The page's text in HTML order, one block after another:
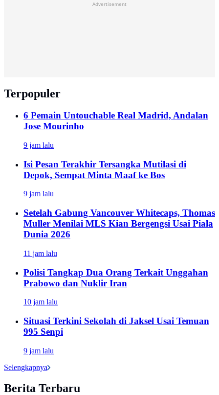
Advertisement
Terpopuler
6 Pemain Untouchable Real Madrid, Andalan
Jose Mourinho
9 jam lalu
Isi Pesan Terakhir Tersangka Mutilasi di
Depok, Sempat Minta Maaf ke Bos
9 jam lalu
Setelah Gabung Vancouver Whitecaps, Thomas
Muller Menilai MLS Kian Bergengsi Usai Piala
Dunia 2026
11 jam lalu
Polisi Tangkap Dua Orang Terkait Unggahan
Prabowo dan Nuklir Iran
10 jam lalu
Situasi Terkini Sekolah di Jaksel Usai Temuan
995 Senpi
9 jam lalu
Selengkapnya
Berita Terbaru